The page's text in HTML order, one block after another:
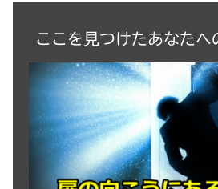
ここを見つけたあなたへ